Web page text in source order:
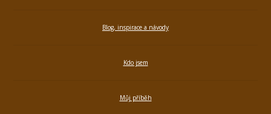
Blog, inspirace a návody
Kdo jsem
Můj příběh